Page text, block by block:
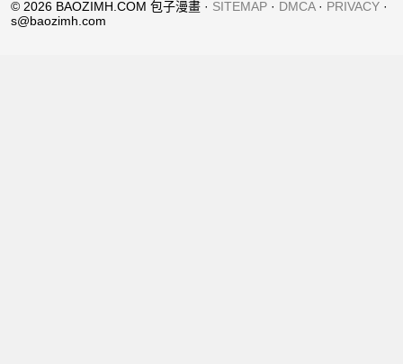
© 2026 BAOZIMH.COM 包子漫畫 · SITEMAP · DMCA· PRIVACY ·
s@baozimh.com